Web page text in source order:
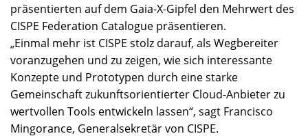
präsentierten auf dem Gaia-X-Gipfel den Mehrwert des
CISPE Federation Catalogue präsentieren.
„Einmal mehr ist CISPE stolz darauf, als Wegbereiter
voranzugehen und zu zeigen, wie sich interessante
Konzepte und Prototypen durch eine starke
Gemeinschaft zukunftsorientierter Cloud-Anbieter zu
wertvollen Tools entwickeln lassen“, sagt Francisco
Mingorance, Generalsekretär von CISPE.